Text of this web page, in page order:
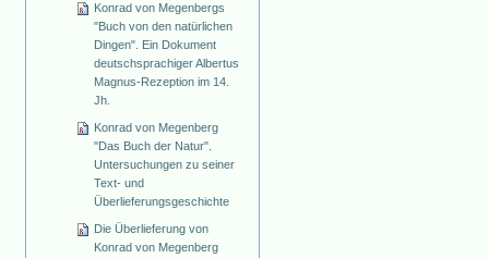
Konrad von Megenbergs
"Buch von den natürlichen
Dingen". Ein Dokument
deutschsprachiger Albertus
Magnus-Rezeption im 14.
Jh.
Konrad von Megenberg
"Das Buch der Natur".
Untersuchungen zu seiner
Text- und
Überlieferungsgeschichte
Die Überlieferung von
Konrad von Megenberg